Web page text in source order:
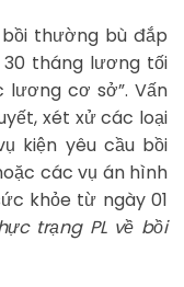
thường bù đắp
tháng lương tối
lương cơ sở”. Vấn
xét xử các loại
kiện yêu cầu bồi
các vụ án hình
khỏe từ ngày 01
trạng PL về bồi